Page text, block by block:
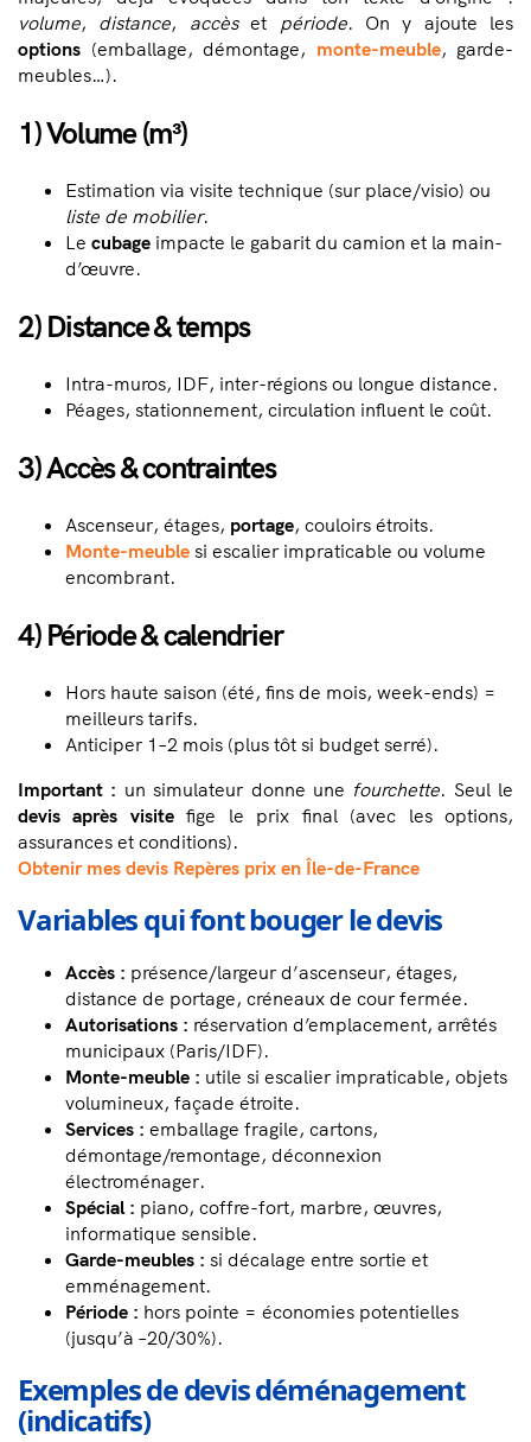
volume, distance, accèset période. On y ajoute les
options (emballage, démontage, monte-meuble, garde-
meubles…).
1) Volume (m³)
Estimation via visite technique (sur place/visio) ou
liste de mobilier.
Le cubage impacte le gabarit du camion et la main-
d’œuvre.
2) Distance & temps
Intra-muros, IDF, inter-régions ou longue distance.
Péages, stationnement, circulation influent le coût.
3) Accès & contraintes
Ascenseur, étages, portage, couloirs étroits.
Monte-meuble si escalier impraticable ou volume
encombrant.
4) Période & calendrier
Hors haute saison (été, fins de mois, week-ends) =
meilleurs tarifs.
Anticiper 1–2 mois (plus tôt si budget serré).
Important : un simulateur donne une fourchette. Seul le
devis après visitefige le prix final (avec les options,
assurances et conditions).
Obtenir mes devis Repères prix en Île-de-France
Variables qui font bouger le devis
Accès : présence/largeur d’ascenseur, étages,
distance de portage, créneaux de cour fermée.
Autorisations : réservation d’emplacement, arrêtés
municipaux (Paris/IDF).
Monte-meuble : utile si escalier impraticable, objets
volumineux, façade étroite.
Services : emballage fragile, cartons,
démontage/remontage, déconnexion
électroménager.
Spécial : piano, coffre-fort, marbre, œuvres,
informatique sensible.
Garde-meubles : si décalage entre sortie et
emménagement.
Période : hors pointe = économies potentielles
(jusqu’à –20/30%).
Exemples de devis déménagement
(indicatifs)